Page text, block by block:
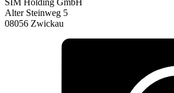
SIM Holding GmbH
Alter Steinweg 5
08056 Zwickau